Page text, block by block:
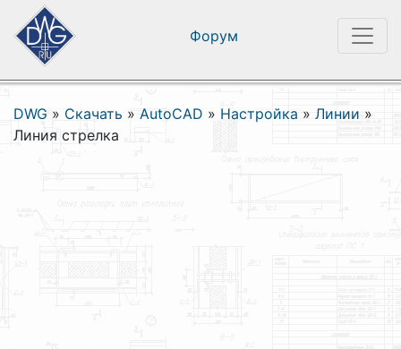
Форум
DWG » Скачать » AutoCAD » Настройка » Линии »
Линия стрелка